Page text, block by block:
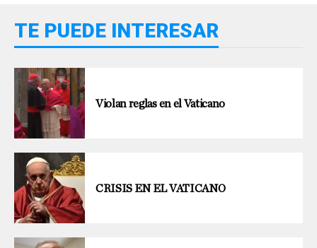
TE PUEDE INTERESAR
Violan reglas en el Vaticano
CRISIS EN EL VATICANO